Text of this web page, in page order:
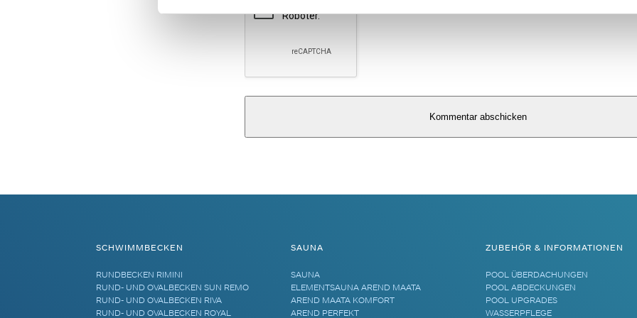
SCHWIMMBECKEN
RUNDBECKEN RIMINI
RUND- UND OVALBECKEN SUN REMO
RUND- UND OVALBECKEN RIVA
RUND- UND OVALBECKEN ROYAL
SAUNA
SAUNA
ELEMENTSAUNA AREND MAATA
AREND MAATA KOMFORT
AREND PERFEKT
ZUBEHÖR & INFORMATIONEN
POOL ÜBERDACHUNGEN
POOL ABDECKUNGEN
POOL UPGRADES
WASSERPFLEGE